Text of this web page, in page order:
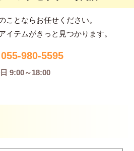
ことならお任せください。
イテムがきっと見つかります。
980-5595
9:00～18:00